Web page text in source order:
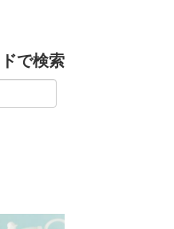
で検索